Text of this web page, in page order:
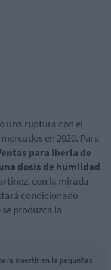
una ruptura con el
en 2020. Para
para Iberia de
dosis de humildad
con la mirada
condicionado
produzca la
invertir en la pequeñas